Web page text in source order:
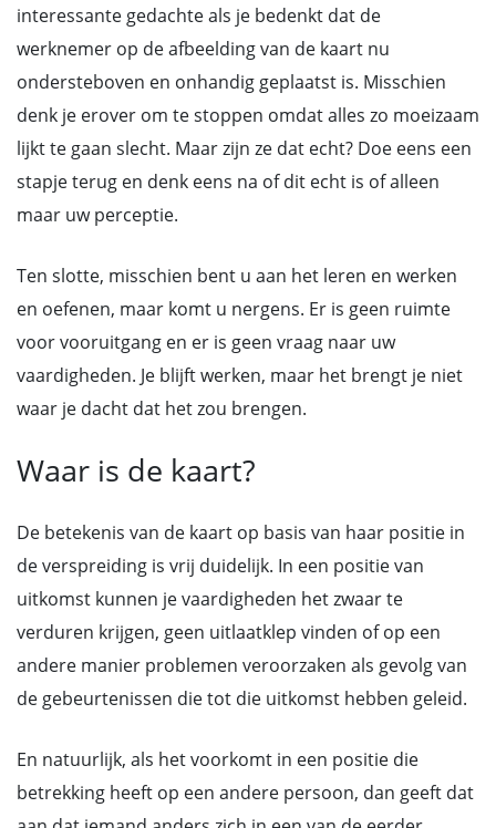
interessante gedachte als je bedenkt dat de
werknemer op de afbeelding van de kaart nu
ondersteboven en onhandig geplaatst is. Misschien
denk je erover om te stoppen omdat alles zo moeizaam
lijkt te gaan slecht. Maar zijn ze dat echt? Doe eens een
stapje terug en denk eens na of dit echt is of alleen
maar uw perceptie.
Ten slotte, misschien bent u aan het leren en werken
en oefenen, maar komt u nergens. Er is geen ruimte
voor vooruitgang en er is geen vraag naar uw
vaardigheden. Je blijft werken, maar het brengt je niet
waar je dacht dat het zou brengen.
Waar is de kaart?
De betekenis van de kaart op basis van haar positie in
de verspreiding is vrij duidelijk. In een positie van
uitkomst kunnen je vaardigheden het zwaar te
verduren krijgen, geen uitlaatklep vinden of op een
andere manier problemen veroorzaken als gevolg van
de gebeurtenissen die tot die uitkomst hebben geleid.
En natuurlijk, als het voorkomt in een positie die
betrekking heeft op een andere persoon, dan geeft dat